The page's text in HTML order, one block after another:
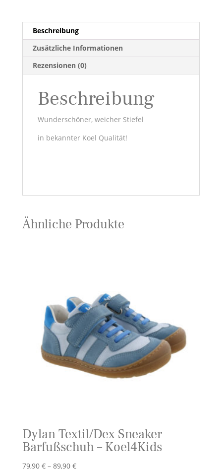
Menge
Beschreibung
Zusätzliche Informationen
Rezensionen (0)
Beschreibung
Wunderschöner, weicher Stiefel
in bekannter Koel Qualität!
Ähnliche Produkte
Dylan Textil/Dex Sneaker
Barfußschuh – Koel4Kids
79,90 € – 89,90 €Preisspanne: